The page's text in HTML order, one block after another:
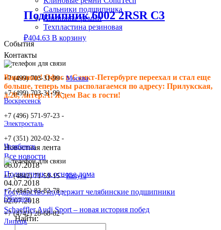
Сальники подшипника
Клиновые ремни
Техпластина резиновая
События
Внимание! Офис в Санкт-Петербурге переехал и стал еще
больше, теперь мы располагаемся по адресу: Прилукская,
д.28, литер.А! Ждем Вас в гости!
Новостная лента
Все новости
06.07.2018
Подшипник в основе дома
04.07.2018
Государство поддержит челябинские подшипники
02.07.2018
Schaeffler Audi Sport – новая история побед
Найти:
Подшипник 6002 2RSR C3
₽404.63 В корзину
Контакты
+7 (499) 703-31-99 -Москва
+7 (499) 703-31-99 -
Воскресенск
+7 (496) 571-97-23 -
Электросталь
+7 (351) 202-02-32 -
Челябинск
+7 (4842) 71-59-15 -Калуга
+7 (4845) 83-82-78 -
Обнинск
+7 (4742) 28-68-82 -
Липецк